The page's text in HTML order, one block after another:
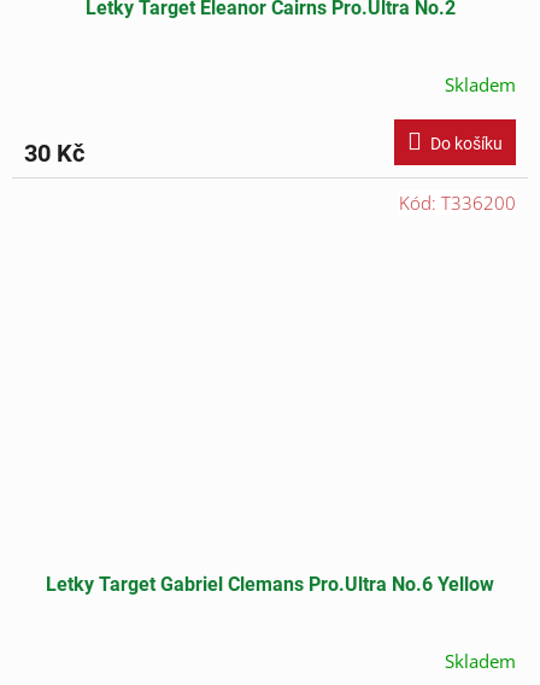
Letky Target Eleanor Cairns Pro.Ultra No.2
Skladem
30 Kč Do košíku
Letky Target Gabriel Clemans Pro.Ultra No.6 Yellow
Skladem
Kód: T336200